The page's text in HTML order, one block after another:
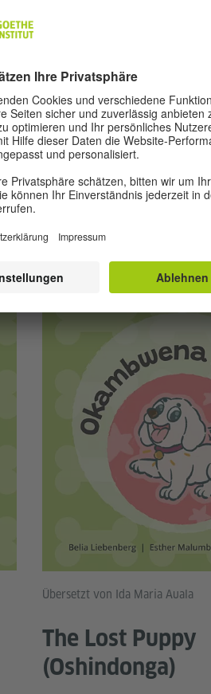
The Lost Puppy E-Book
(PDF, 3 MB)
The lost Puppy - print
(PDF, 2 MB)
The lost Puppy - print
(German)
(PDF, 6 MB)
Übersetzt von Ida Maria Auala
The Lost Puppy
(Oshindonga)